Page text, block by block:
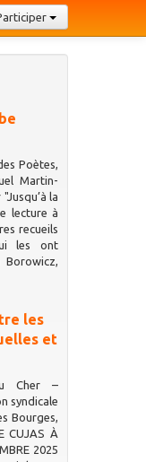
Poètes,
Martin-
la
lecture à
recueils
les ont
Borowicz,
les
et
Cher –
syndicale
Bourges,
CUJAS À
2025